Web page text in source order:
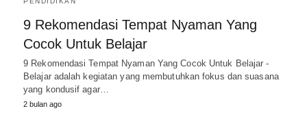
9 Rekomendasi Tempat Nyaman Yang
Cocok Untuk Belajar
9 Rekomendasi Tempat Nyaman Yang Cocok Untuk Belajar -
Belajar adalah kegiatan yang membutuhkan fokus dan suasana
yang kondusif agar…
2 bulan ago